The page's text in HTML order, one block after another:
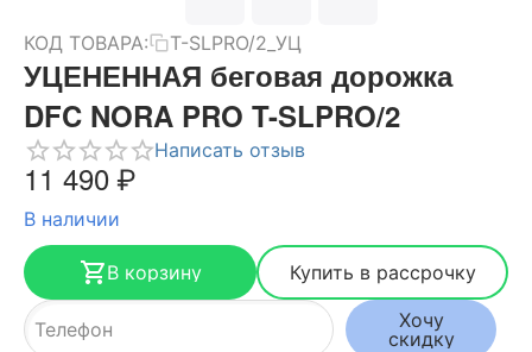
КОД ТОВАРА: T-SLPRO/2_УЦ
УЦЕНЕННАЯ беговая дорожка
DFC NORA PRO T-SLPRO/2
Написать отзыв
11 490₽
В наличии
В корзину
Купить в рассрочку
Хочу
скидку